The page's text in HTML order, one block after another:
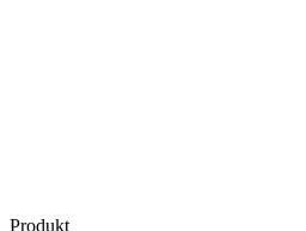
Produkt